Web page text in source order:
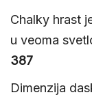
Chalky hrast
u veoma
387
Dimenzija